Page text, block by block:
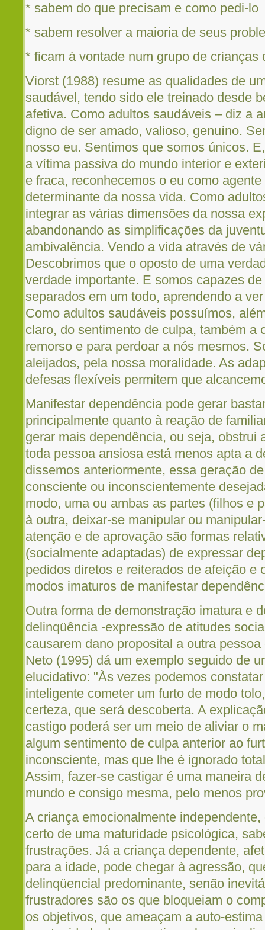
* sabem do que precisam e como pedi-lo
* sabem resolver a maioria de seus
* ficam à vontade num grupo de crianças
Viorst (1988) resume as qualidades de
saudável, tendo sido ele treinado desde
afetiva. Como adultos saudáveis – diz a
digno de ser amado, valioso, genuíno.
nosso eu. Sentimos que somos únicos.
a vítima passiva do mundo interior e
e fraca, reconhecemos o eu como
determinante da nossa vida. Como
integrar as várias dimensões da nossa
abandonando as simplificações da
ambivalência. Vendo a vida através de
Descobrimos que o oposto de uma
verdade importante. E somos capazes
separados em um todo, aprendendo a
Como adultos saudáveis possuímos,
claro, do sentimento de culpa, também a
remorso e para perdoar a nós mesmos.
aleijados, pela nossa moralidade. As
defesas flexíveis permitem que
Manifestar dependência pode gerar
principalmente quanto à reação de
gerar mais dependência, ou seja, obstrui
toda pessoa ansiosa está menos apta a
dissemos anteriormente, essa geração
consciente ou inconscientemente
modo, uma ou ambas as partes (filhos e
à outra, deixar-se manipular ou
atenção e de aprovação são formas
(socialmente adaptadas) de expressar
pedidos diretos e reiterados de afeição e
modos imaturos de manifestar
Outra forma de demonstração imatura e
delinqüência -expressão de atitudes
causarem dano proposital a outra
Neto (1995) dá um exemplo seguido de
elucidativo: "Às vezes podemos
inteligente cometer um furto de modo
certeza, que será descoberta. A
castigo poderá ser um meio de aliviar o
algum sentimento de culpa anterior ao
inconsciente, mas que lhe é ignorado
Assim, fazer-se castigar é uma maneira
mundo e consigo mesma, pelo menos
A criança emocionalmente
certo de uma maturidade psicológica,
frustrações. Já a criança dependente,
para a idade, pode chegar à agressão,
delinqüencial predominante, senão
frustradores são os que bloqueiam o
os objetivos, que ameaçam a auto-